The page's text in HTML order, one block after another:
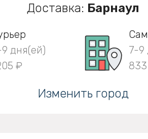
Доставка: Барнаул
дня(ей)
₽
7-9
Изменить город